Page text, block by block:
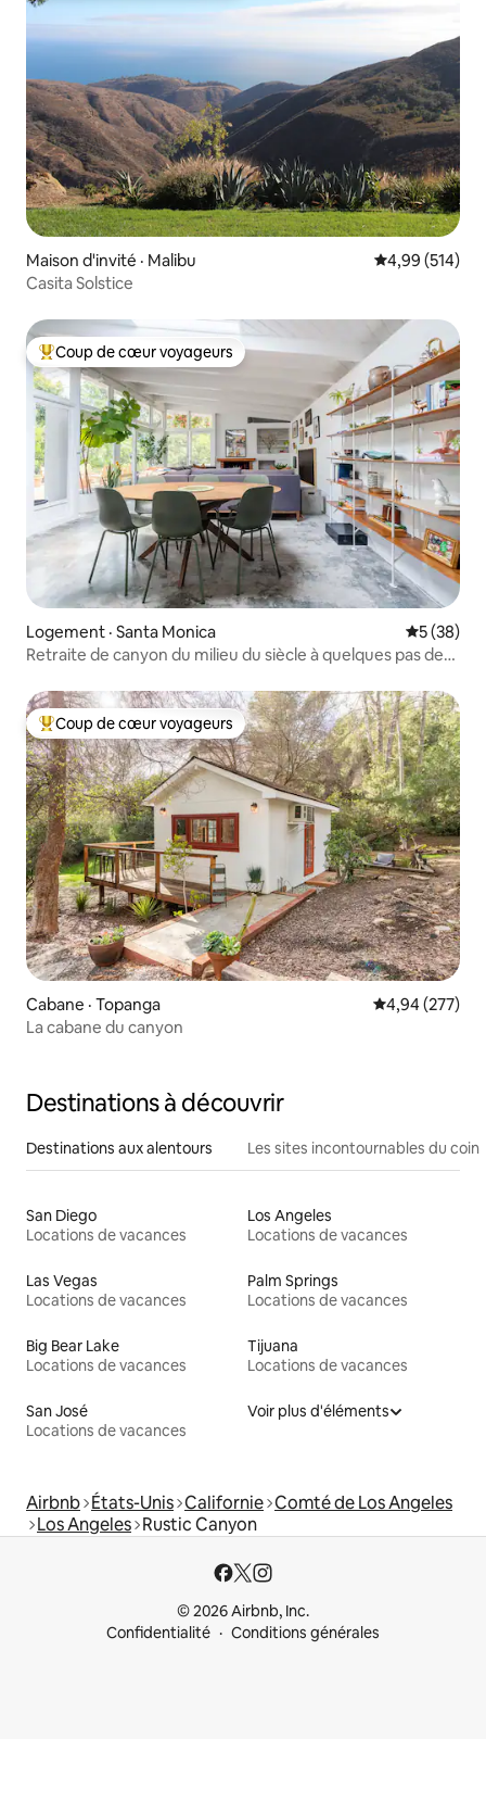
Maison d'invité · Malibu Note
4,99 (514)
Casita Solstice
Coup de cœur voyageurs parmi les plus aimés
Coup de cœur voyageurs
Logement · Santa Monica Note
5 (38)
Retraite de canyon du milieu du siècle à quelques pas des
Coup de cœur voyageurs parmi les plus aimés
Coup de cœur voyageurs
Cabane · Topanga Note
4,94 (277)
La cabane du canyon
Destinations à découvrir
Destinations aux alentours Les sites incontournables du coin
San Diego
Locations de vacances
Los Angeles
Locations de vacances
Las Vegas
Locations de vacances
Palm Springs
Locations de vacances
Big Bear Lake
Locations de vacances
Tijuana
Locations de vacances
San José
Locations de vacances
Voir plus d'éléments
Airbnb États-Unis Californie Comté de Los Angeles
Los Angeles Rustic Canyon
© 2026 Airbnb, Inc.
Confidentialité
Conditions générales